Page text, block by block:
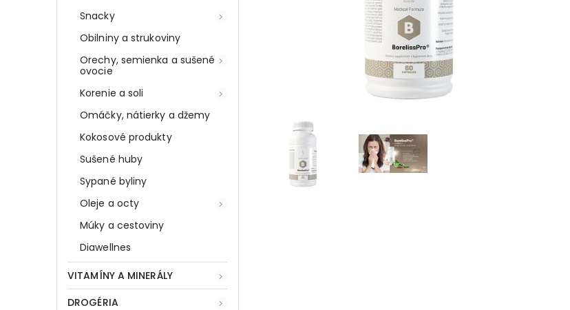
Snacky
Obilniny a strukoviny
Orechy, semienka a sušené
ovocie
Korenie a soli
Omáčky, nátierky a džemy
Kokosové produkty
Sušené huby
Sypané byliny
Oleje a octy
Múky a cestoviny
Diawellnes
VITAMÍNY A MINERÁLY
DROGÉRIA